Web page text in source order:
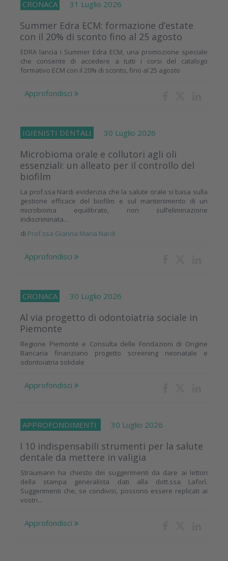
CRONACA 31 Luglio 2026
Summer Edra ECM: formazione d’estate
con il 20% di sconto fino al 25 agosto
EDRA lancia i Summer Edra ECM, una promozione speciale
che consente di accedere a tutti i corsi del catalogo
formativo ECM con il 20% di sconto, fino al 25 agosto
Approfondisci
IGIENISTI DENTALI 30 Luglio 2026
Microbioma orale e collutori agli oli
essenziali: un alleato per il controllo del
biofilm
La prof.ssa Nardi evidenzia che la salute orale si basa sulla
gestione efficace del biofilm e sul mantenimento di un
microbioma equilibrato, non sull’eliminazione
indiscriminata...
di Prof.ssa Gianna Maria Nardi
Approfondisci
CRONACA 30 Luglio 2026
Al via progetto di odontoiatria sociale in
Piemonte
Regione Piemonte e Consulta delle Fondazioni di Origine
Bancaria finanziano progetto screening neonatale e
odontoiatria solidale
Approfondisci
APPROFONDIMENTI 30 Luglio 2026
I 10 indispensabili strumenti per la salute
dentale da mettere in valigia
Straumann ha chiesto dei suggerimenti da dare ai lettori
della stampa generalista dati alla dott.ssa Laforì.
Suggerimenti che, se condivisi, possono essere replicati ai
vostri...
Approfondisci